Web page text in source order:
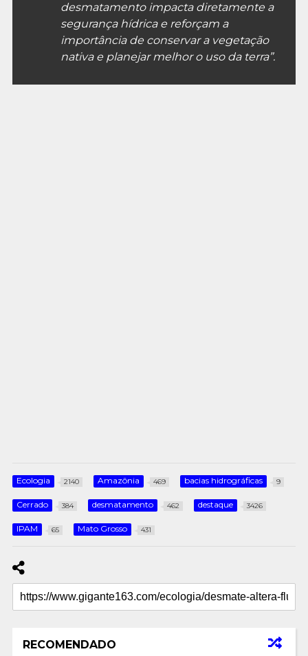
desmatamento impacta diretamente a
segurança hídrica e reforçam a
importância de conservar a vegetação
nativa e planejar melhor o uso da terra”.
Ecologia 2140 Amazônia 469 bacias hidrográficas 9
Cerrado 384 desmatamento 462 destaque 3426
IPAM 65 Mato Grosso 431
RECOMENDADO